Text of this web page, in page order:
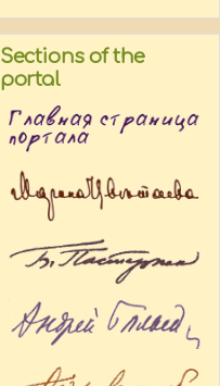
Sections of the
portal